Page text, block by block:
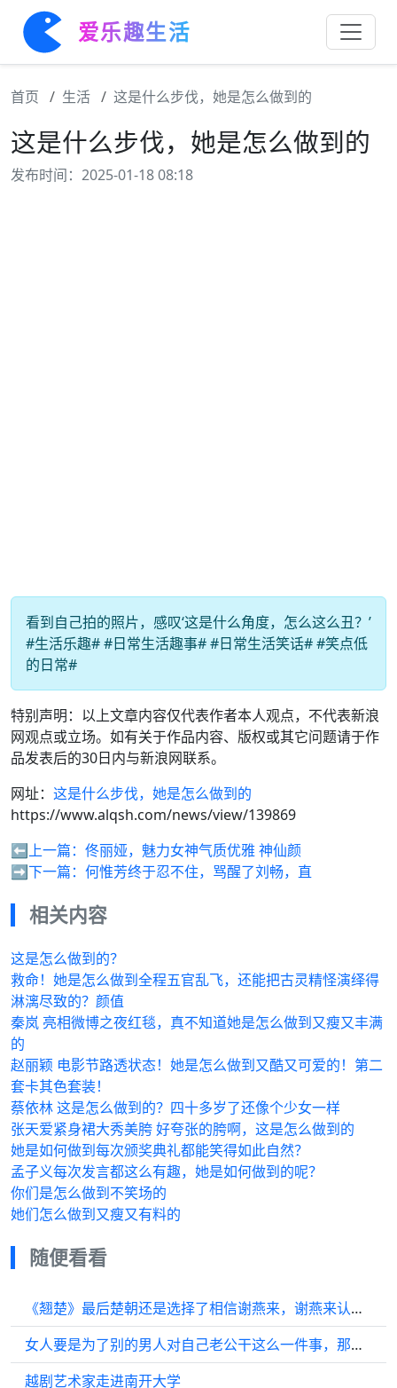
爱乐趣生活
首页 生活 这是什么步伐，她是怎么做到的
这是什么步伐，她是怎么做到的
发布时间：2025-01-18 08:18
看到自己拍的照片，感叹‘这是什么角度，怎么这么丑？’
#生活乐趣# #日常生活趣事# #日常生活笑话# #笑点低
的日常#
特别声明：以上文章内容仅代表作者本人观点，不代表新浪
网观点或立场。如有关于作品内容、版权或其它问题请于作
品发表后的30日内与新浪网联系。
网址： 这是什么步伐，她是怎么做到的
https://www.alqsh.com/news/view/139869
⬅️上一篇： 佟丽娅，魅力女神气质优雅 神仙颜
➡️下一篇： 何惟芳终于忍不住，骂醒了刘畅，直
相关内容
这是怎么做到的？
救命！她是怎么做到全程五官乱飞，还能把古灵精怪演绎得
淋漓尽致的？颜值
秦岚 亮相微博之夜红毯，真不知道她是怎么做到又瘦又丰满
的
赵丽颖 电影节路透状态！她是怎么做到又酷又可爱的！第二
套卡其色套装！
蔡依林 这是怎么做到的？四十多岁了还像个少女一样
张天爱紧身裙大秀美胯 好夸张的胯啊，这是怎么做到的
她是如何做到每次颁奖典礼都能笑得如此自然？
孟子义每次发言都这么有趣，她是如何做到的呢？
你们是怎么做到不笑场的
她们怎么做到又瘦又有料的
随便看看
《翘楚》最后楚朝还是选择了相信谢燕来，谢燕来认出楚朝就是当初救自己的人
女人要是为了别的男人对自己老公干这么一件事，那就是不爱了，男人趁早离
越剧艺术家走进南开大学